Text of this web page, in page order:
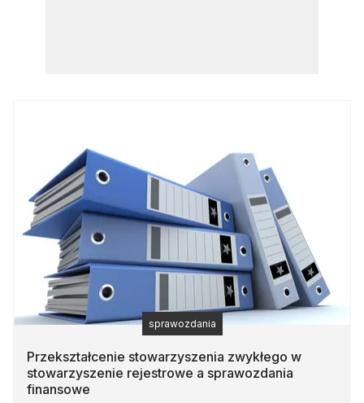
sprawozdania
Przekształcenie stowarzyszenia zwykłego w
stowarzyszenie rejestrowe a sprawozdania
finansowe